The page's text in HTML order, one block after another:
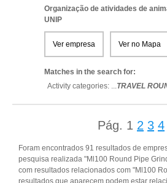
Organização de atividades de
UNIP
Ver empresa Ver no Mapa
Matches in the search for:
Activity categories: ...TRAVEL
Pág. 1 2 3 4
Foram encontrados 91 resultados de
pesquisa realizada "Ml100 Round Pipe
com resultados relacionados com "Ml100
resultados que aparecem podem estar